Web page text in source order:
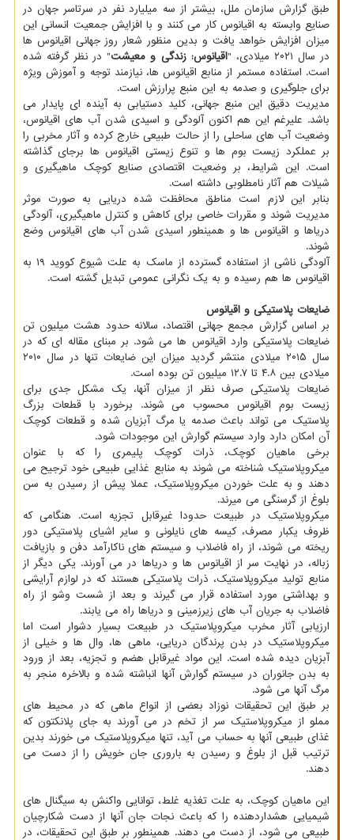
طبق گزارش سازمان ملل، بیشتر از سه میلیارد نفر در سرتاسر جهان در
صنایع وابسته به اقیانوس کار می کنند و با افزایش جمعیت انسانی این
میزان افزایش خواهد یافت و بدین منظور شعار روز جهانی اقیانوس ها
در سال ۲۰۲۱ میلادی، "
اقیانوس: زندگی و معیشت" در نظر گرفته شده
است. استفاده مستمر از منابع اقیانوس ها، نیازمند توجه و آموزش ویژه
برای جلوگیری و صدمه به این منبع پرارزش است.
مدیریت دقیق این منبع جهانی، کلید دستیابی به آینده ای پایدار می
باشد. علیرغم این هم اکنون آلودگی و اسیدی شدن آب های اقیانوس،
وضعیت آب های ساحلی را از حالت طبیعی خارج کرده و آثار مخربی را
بر عملکرد زیست بوم ها و تنوع زیستی اقیانوس ها برجای گذاشته
است. این شرایط، بر وضعیت اقتصادی صنایع کوچک ماهیگیری و
شیلات هم آثار نامطلوبی داشته است.
بنابر این لازم است مناطق محافظت شده دریایی به صورت موثر
مدیریت شوند و مقررات خاصی برای کاهش و کنترل ماهیگیری، آلودگی
دریاها و اقیانوس ها و همینطور اسیدی شدن آب های اقیانوس وضع
شوند.
آلودگی ناشی از استفاده گسترده از ماسک به علت شیوع کووید ۱۹ به
اقیانوس ها هم رسیده و به یک نگرانی عمومی تبدیل گشته است.
ضایعات پلاستیکی و اقیانوس
بر اساس گزارش مجمع جهانی اقتصاد، سالانه حدود هشت میلیون تن
ضایعات پلاستیکی وارد اقیانوس ها می شود. بر مبنای مقاله ای که در
سال ۲۰۱۵ میلادی منتشر گردید میزان این ضایعات تنها در سال ۲۰۱۰
میلادی بین ۴.۸ تا ۱۲.۷ میلیون تن بوده است.
ضایعات پلاستیکی صرف نظر از میزان آنها، یک مشکل جدی برای
زیست بوم اقیانوس محسوب می شوند. برخورد با قطعات بزرگ
پلاستیک می تواند باعث صدمه یا مرگ آبزیان شده و قطعات کوچک
آن امکان دارد وارد سیستم گوارش این موجودات شود.
برخی ماهیان کوچک، ذرات کوچک پلیمری را که با عنوان
میکروپلاستیک شناخته می شوند به منابع غذایی طبیعی خود ترجیح می
دهند و به علت خوردن میکروپلاستیک، عملا پیش از رسیدن به سن
بلوغ از گرسنگی می میرند.
میکروپلاستیک در طبیعت حدودا غیرقابل تجزیه است. هنگامی که
ظروف یکبار مصرف، کیسه های نایلونی و سایر اشیای پلاستیکی دور
ریخته می شوند، از راه فاضلاب و سیستم های ناکارآمد دفن و بازیافت
زباله، در نهایت سر از اقیانوس ها و دریاها در می آورند. یکی دیگر از
منابع تولید میکروپلاستیک، ذرات پلاستیکی هستند که در لوازم آرایشی
و بهداشتی مورد استفاده قرار می گیرند و بعد از شست وشو از راه
فاضلاب به جریان آب های زیرزمینی و دریاها راه می یابند.
ارزیابی آثار مخرب میکروپلاستیک در طبیعت بسیار دشوار است اما
میکروپلاستیک در بدن پرندگان دریایی، ماهی ها، وال ها و خیلی از
آبزیان دیده شده است. این مواد غیرقابل هضم و تجزیه، بعد از ورود
به بدن جانوران در سیستم گوارش آنها انباشته شده و بالاخره منجر به
مرگ آنها می شود.
بر طبق این تحقیقات نوزاد بعضی از انواع ماهی که در محیط های
مملو از میکروپلاستیک سر از تخم در می آورند به جای پلانکتون که
غذای طبیعی آنها به حساب می آید، تنها میکروپلاستیک می خورند بدین
ترتیب قبل از بلوغ و رسیدن به باروری جان خویش را از دست می
دهند.
این ماهیان کوچک، به علت تغذیه غلط، توانایی واکنش به سیگنال های
شیمیایی هشداردهنده را که باعث نجات جان آنها از دست شکارچیان
طبیعی می شود، از دست می دهند. همینطور بر طبق این تحقیقات، در